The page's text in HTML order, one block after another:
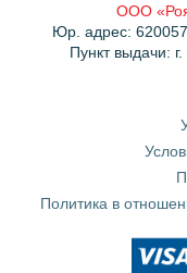
ООО
Юр. адрес: 620057
Пункт выдачи:
Политика в